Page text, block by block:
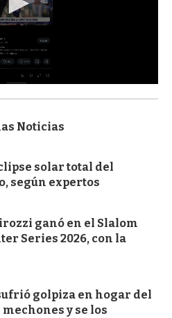
Noticias
solar total del
según expertos
ganó en el Slalom
Series 2026, con la
golpiza en hogar del
y se los